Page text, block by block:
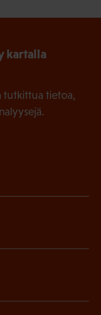
kartalla
tutkittua tietoa,